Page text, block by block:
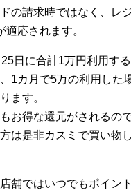
の請求時ではなく、レ
応されます。
日に合計1万円利用す
1カ月で5万の利用した
ます。
お得な還元がされるの
は是非カスミで買い物
舗ではいつでもポイン